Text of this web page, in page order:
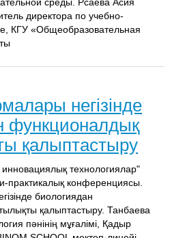
директора по учебно-
КГУ «Общеобразовательная
негізінде
функционалдық
қалыптастыру
технологиялар"
практикалық конференциясы.
биологиядан
қалыптастыру. Танбаева
пәнінің мұғалімі, Қадыр